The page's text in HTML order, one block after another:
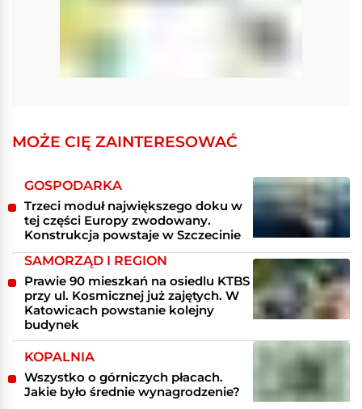
MOŻE CIĘ ZAINTERESOWAĆ
GOSPODARKA
Trzeci moduł największego doku w
tej części Europy zwodowany.
Konstrukcja powstaje w Szczecinie
SAMORZĄD I REGION
Prawie 90 mieszkań na osiedlu KTBS
przy ul. Kosmicznej już zajętych. W
Katowicach powstanie kolejny
budynek
KOPALNIA
Wszystko o górniczych płacach.
Jakie było średnie wynagrodzenie?